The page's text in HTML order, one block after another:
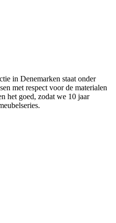
in Denemarken staat onder
met respect voor de materialen
het goed, zodat we 10 jaar